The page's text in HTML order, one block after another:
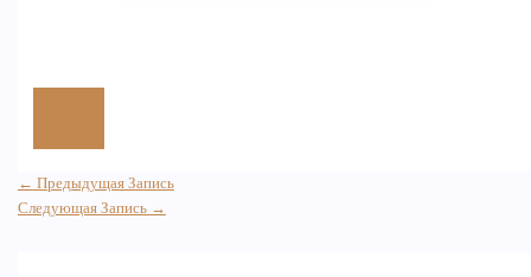
← Предыдущая Запись
Следующая Запись →